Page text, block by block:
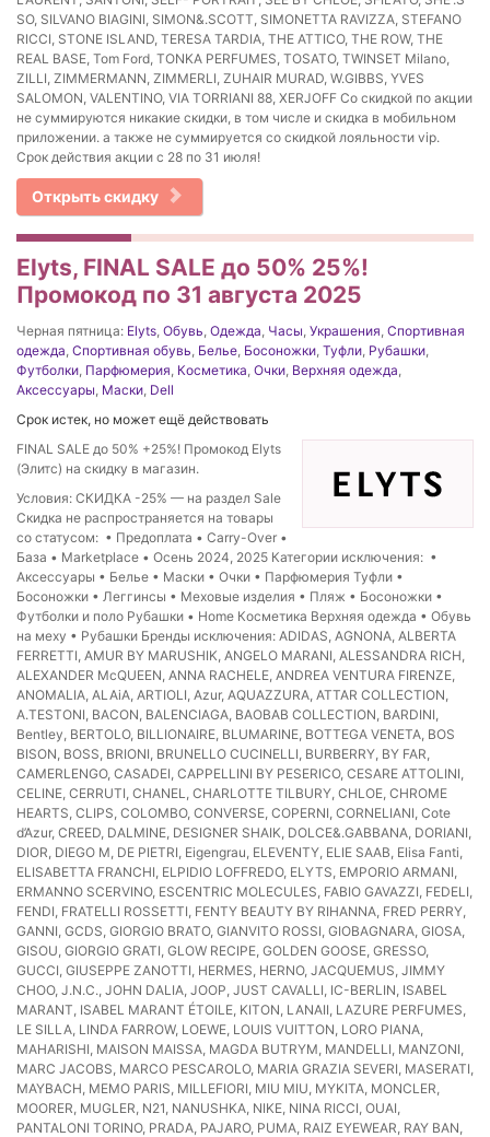
SO, SILVANO BIAGINI, SIMON&.SCOTT, SIMONETTA RAVIZZA, STEFANO
RICCI, STONE ISLAND, TERESA TARDIA, THE ATTICO, THE ROW, THE
REAL BASE, Tom Ford, TONKA PERFUMES, TOSATO, TWINSET Milano,
ZILLI, ZIMMERMANN, ZIMMERLI, ZUHAIR MURAD, W.GIBBS, YVES
SALOMON, VALENTINO, VIA TORRIANI 88, XERJOFF Со скидкой по акции
не суммируются никакие скидки, в том числе и скидка в мобильном
приложении. а также не суммируется со скидкой лояльности vip.
Срок действия акции с 28 по 31 июля!
Открыть скидку
Elyts, FINAL SALE до 50% 25%!
Промокод по 31 августа 2025
Черная пятница: Elyts Обувь Одежда Часы Украшения Спортивная
одежда Спортивная обувь Белье Босоножки Туфли Рубашки
Футболки Парфюмерия Косметика Очки Верхняя одежда
Аксессуары Маски Dell
Срок истек, но может ещё действовать
FINAL SALE до 50% +25%! Промокод Elyts
(Элитс) на скидку в магазин.
Условия: СКИДКА -25% — на раздел Sale
Скидка не распространяется на товары
со статусом: • Предоплата • Carry-Over •
База • Marketplace • Осень 2024, 2025 Категории исключения: •
Аксессуары • Белье • Маски • Очки • Парфюмерия Туфли •
Босоножки • Леггинсы • Меховые изделия • Пляж • Босоножки •
Футболки и поло Рубашки • Home Косметика Верхняя одежда • Обувь
на меху • Рубашки Бренды исключения: ADIDAS, AGNONA, ALBERTA
FERRETTI, AMUR BY MARUSHIK, ANGELO MARANI, ALESSANDRA RICH,
ALEXANDER McQUEEN, ANNA RACHELE, ANDREA VENTURA FIRENZE,
ANOMALIA, ALAiA, ARTIOLI, Azur, AQUAZZURA, ATTAR COLLECTION,
A.TESTONI, BACON, BALENСIAGA, BAOBAB COLLECTION, BARDINI,
Bentley, BERTOLO, BILLIONAIRE, BLUMARINE, BOTTEGA VENETA, BOS
BISON, BOSS, BRIONI, BRUNELLO CUCINELLI, BURBERRY, BY FAR,
CAMERLENGO, CASADEI, CAPPELLINI BY PESERICO, CESARE ATTOLINI,
CELINE, CERRUTI, CHANEL, CHARLOTTE TILBURY, CHLOE, CHROME
HEARTS, CLIPS, COLOMBO, CONVERSE, COPERNI, CORNELIANI, Cote
d’Azur, CREED, DALMINE, DESIGNER SHAIK, DOLCE&.GABBANA, DORIANI,
DIOR, DIEGO M, DE PIETRI, Eigengrau, ELEVENTY, ELIE SAAB, Elisa Fanti,
ELISABETTA FRANCHI, ELPIDIO LOFFREDO, ELYTS, EMPORIO ARMANI,
ERMANNO SCERVINO, ESCENTRIC MOLECULES, FABIO GAVAZZI, FEDELI,
FENDI, FRATELLI ROSSETTI, FENTY BEAUTY BY RIHANNA, FRED PERRY,
GANNI, GCDS, GIORGIO BRATO, GIANVITO ROSSI, GIOBAGNARA, GIOSA,
GISOU, GIORGIO GRATI, GLOW RECIPE, GOLDEN GOOSE, GRESSO,
GUCCI, GIUSEPPE ZANOTTI, HERMES, HERNO, JACQUEMUS, JIMMY
CHOO, J.N.C., JOHN DALIA, JOOP, JUST CAVALLI, IC-BERLIN, ISABEL
MARANT, ISABEL MARANT ÉTOILE, KITON, LANAII, LAZURE PERFUMES,
LE SILLA, LINDA FARROW, LOEWE, LOUIS VUITTON, LORO PIANA,
MAHARISHI, MAISON MAISSA, MAGDA BUTRYM, MANDELLI, MANZONI,
MARC JACOBS, MARCO PESCAROLO, MARIA GRAZIA SEVERI, MASERATI,
MAYBACH, MEMO PARIS, MILLEFIORI, MIU MIU, MYKITA, MONCLER,
MOORER, MUGLER, N21, NANUSHKA, NIKE, NINA RICCI, OUAI,
PANTALONI TORINO, PRADA, PAJARO, PUMA, RAIZ EYEWEAR, RAY BAN,